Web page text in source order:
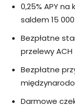
0,25% APY
saldem 15
Bezpłatne
przelewy ACH
Bezpłatne
Darmowe